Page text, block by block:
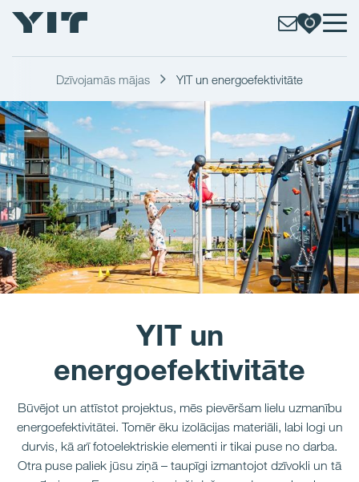
Dzīvojamās mājas YIT un energoefektivitāte
YIT un
energoefektivitāte
Būvējot un attīstot projektus, mēs pievēršam lielu uzmanību
energoefektivitātei. Tomēr ēku izolācijas materiāli, labi logi un
durvis, kā arī fotoelektriskie elementi ir tikai puse no darba.
Otra puse paliek jūsu ziņā – taupīgi izmantojot dzīvokli un tā